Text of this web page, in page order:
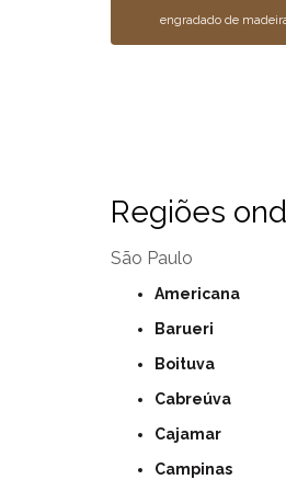
engradado de
Regiões
São Paulo
Americana
Barueri
Boituva
Cabreúva
Cajamar
Campinas